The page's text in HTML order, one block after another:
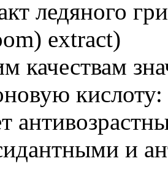
ледяного
extract)
качествам
и